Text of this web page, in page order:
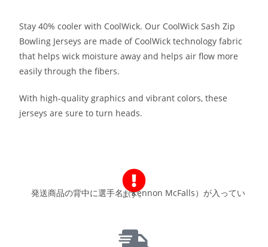
Stay 40% cooler with CoolWick. Our CoolWick Sash Zip
Bowling Jerseys are made of CoolWick technology fabric
that helps wick moisture away and helps air flow more
easily through the fibers.
With high-quality graphics and vibrant colors, these
jerseys are sure to turn heads.
発送商品の背中に選手名（Kennon McFalls）が入っています。